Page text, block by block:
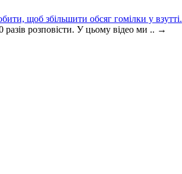
щоб збільшити обсяг гомілки у взутті.
розповісти. У цьому відео ми .. →